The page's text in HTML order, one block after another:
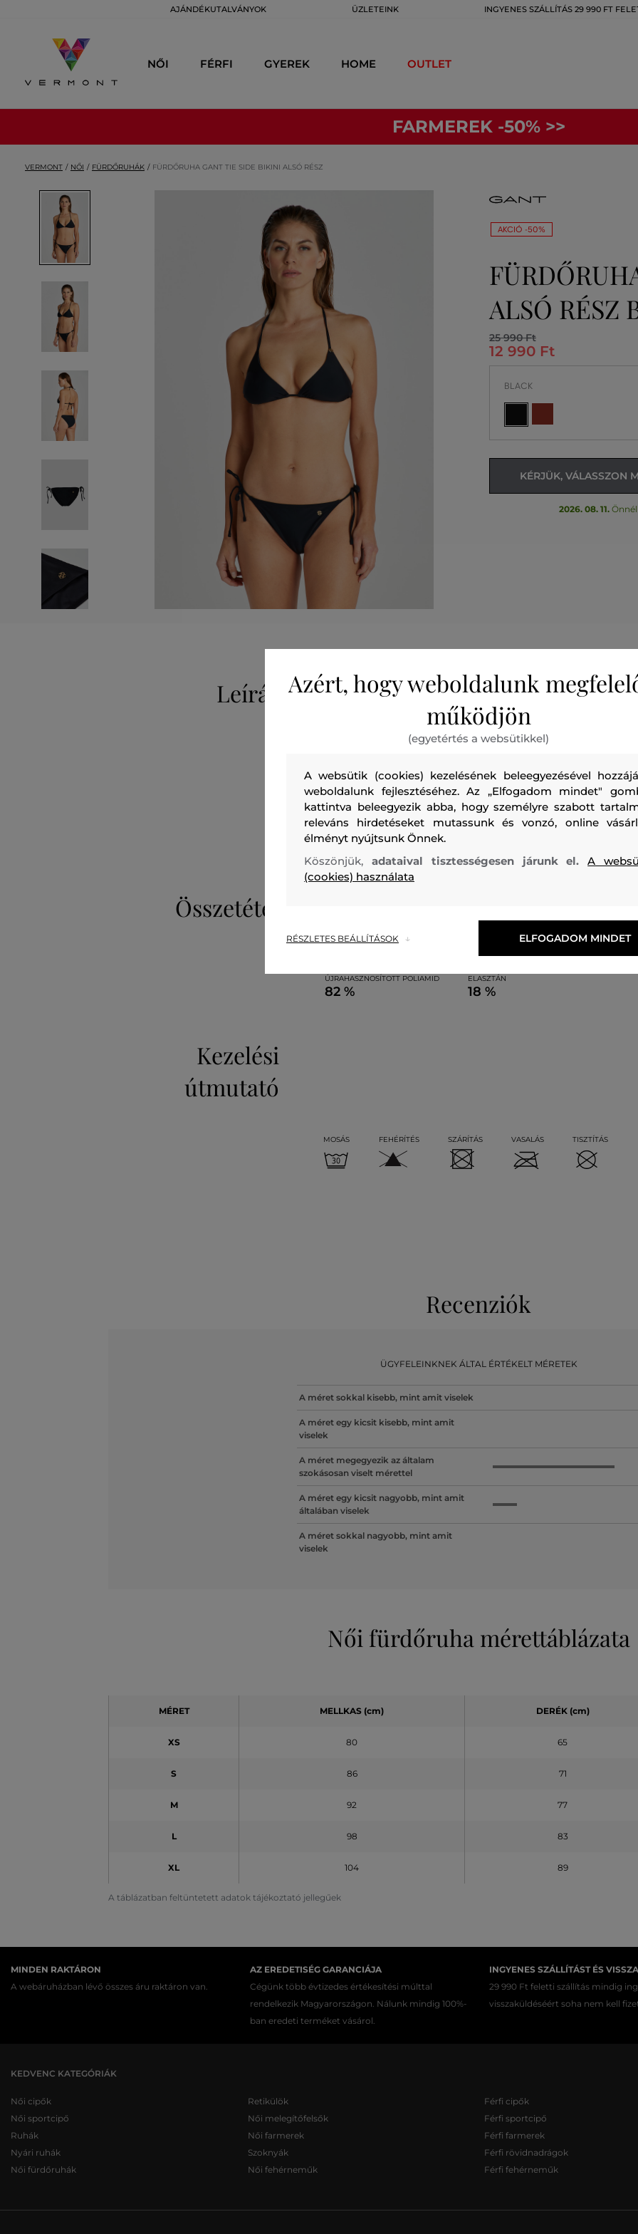
AJÁNDÉKUTALVÁNYOK ÜZLETEINK INGYENES SZÁLLÍTÁS 29 990 FT
NŐI FÉRFI GYEREK HOME OUTLET
FARMEREK -50% >>
VERMONT NŐI FÜRDŐRUHÁK FÜRDŐRUHA GANT TIE SIDE BIKINI ALSÓ RÉSZ
AKCIÓ -50%
ALSÓ RÉSZ
25 990 Ft
12 990 Ft
BLACK
KÉRJÜK, VÁLASSZON
2026. 08. 11. Önnél
Leírás
Női bikini alsó, amelyet a bal oldalon arany színű medál
középmagas derekú kialakítást állítható oldalsó zsinórok
újrahasznosított anyagból készült minőségi kivitelezés
kényelmet garantál. Egy rendkívül stílusos darab, amely
varázsolja majd a nyarat.
Szabás/TípusSLIM Szezon: SS24 Termék kódja
Összetétel
ÚJRAHASZNOSÍTOTT POLIAMID
82 %
ELASZTÁN
18 %
Kezelési
útmutató
MOSÁS FEHÉRÍTÉS SZÁRÍTÁS VASALÁS TISZTÍTÁS
Recenziók
ÜGYFELEINKNEK ÁLTAL ÉRTÉKELT MÉRETEK
A méret sokkal kisebb, mint amit viselek
A méret egy kicsit kisebb, mint amit
viselek
A méret megegyezik az általam
szokásosan viselt mérettel
A méret egy kicsit nagyobb, mint amit
általában viselek
A méret sokkal nagyobb, mint amit
viselek
Női fürdőruha mérettáblázata
A táblázatban feltüntetett adatok tájékoztató jellegűek
MÉRET MELLKAS (cm) DERÉK (cm)
XS 80 65
S 86 71
M 92 77
L 98 83
XL 104 89
MINDEN RAKTÁRON
A webáruházban lévő összes áru raktáron van.
AZ EREDETISÉG GARANCIÁJA
Cégünk több évtizedes értékesítési múlttal
rendelkezik Magyarországon. Nálunk mindig 100%-
ban eredeti terméket vásárol.
INGYENES SZÁLLÍTÁST ÉS
29 990 Ft feletti szállítás mindig
visszaküldéséért soha nem kell
KEDVENC KATEGÓRIÁK
Női cipők
Női sportcipő
Ruhák
Nyári ruhák
Női fürdőruhák
Retikülök
Női melegítőfelsők
Női farmerek
Szoknyák
Női fehérneműk
Férfi cipők
Férfi sportcipő
Férfi farmerek
Férfi rövidnadrágok
Férfi fehérneműk
Azért, hogy weboldalunk
működjön
(egyetértés a websütikkel)
A websütik (cookies) kezelésének beleegyezésével
weboldalunk fejlesztéséhez. Az „Elfogadom mindet"
kattintva beleegyezik abba, hogy személyre szabott
releváns hirdetéseket mutassunk és vonzó, online
élményt nyújtsunk Önnek.
Köszönjük, adataival tisztességesen járunk el.A
(cookies) használata
RÉSZLETES BEÁLLÍTÁSOK ELFOGADOM MINDET